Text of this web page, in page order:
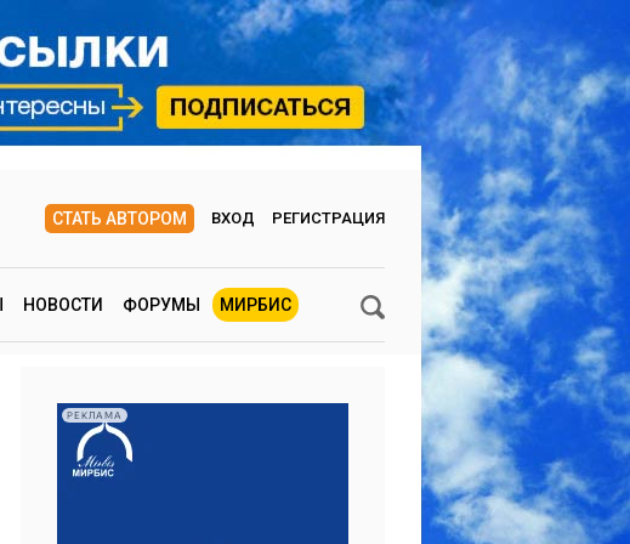
СТАТЬ АВТОРОМ ВХОД РЕГИСТРАЦИЯ
НОВОСТИ ФОРУМЫ МИРБИС
РЕКЛАМА